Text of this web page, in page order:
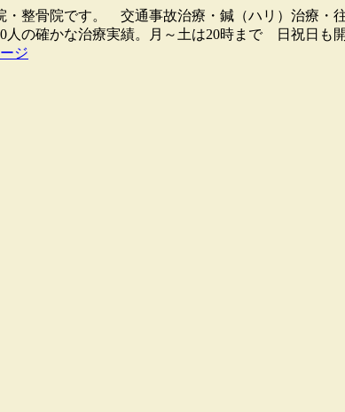
・整骨院です。 交通事故治療・鍼（ハリ）治療
の確かな治療実績。月～土は20時まで 日祝日も